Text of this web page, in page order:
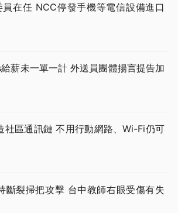
在任 NCC停發手機等電信設備進口
薪未一單一計 外送員團體揚言提告加
社區通訊鏈 不用行動網路、Wi-Fi仍可
斷裂掃把攻擊 台中教師右眼受傷有失